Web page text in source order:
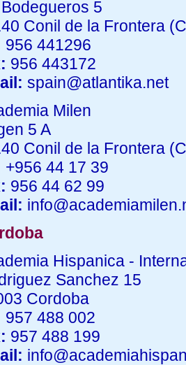
5
Conil de la Frontera
956 441296
956 443172
spain@atlantika.net
Milen
5 A
Conil de la Frontera
+956 44 17 39
956 44 62 99
Hispanica -
Sanchez 15
Cordoba
957 488 002
957 488 199